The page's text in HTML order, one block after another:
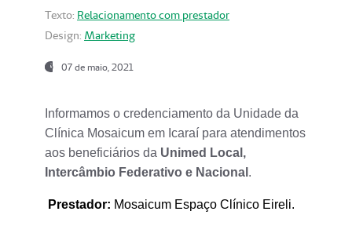
Texto: Relacionamento com prestador
Design: Marketing
07 de maio, 2021
Informamos o credenciamento da Unidade da
Clínica Mosaicum em Icaraí para atendimentos
aos beneficiários da Unimed Local,
Intercâmbio Federativo e Nacional .
Prestador: Mosaicum Espaço Clínico Eireli.